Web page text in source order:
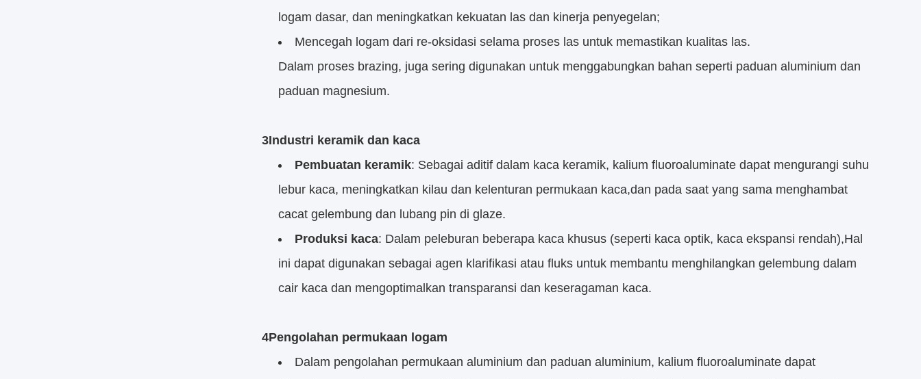
logam dasar, dan meningkatkan kekuatan las dan kinerja penyegelan;
Mencegah logam dari re-oksidasi selama proses las untuk memastikan kualitas las.
Dalam proses brazing, juga sering digunakan untuk menggabungkan bahan seperti paduan aluminium dan
paduan magnesium.
3Industri keramik dan kaca
Pembuatan keramik: Sebagai aditif dalam kaca keramik, kalium fluoroaluminate dapat mengurangi suhu
lebur kaca, meningkatkan kilau dan kelenturan permukaan kaca,dan pada saat yang sama menghambat
cacat gelembung dan lubang pin di glaze.
Produksi kaca: Dalam peleburan beberapa kaca khusus (seperti kaca optik, kaca ekspansi rendah),Hal
ini dapat digunakan sebagai agen klarifikasi atau fluks untuk membantu menghilangkan gelembung dalam
cair kaca dan mengoptimalkan transparansi dan keseragaman kaca.
4Pengolahan permukaan logam
Dalam pengolahan permukaan aluminium dan paduan aluminium, kalium fluoroaluminate dapat